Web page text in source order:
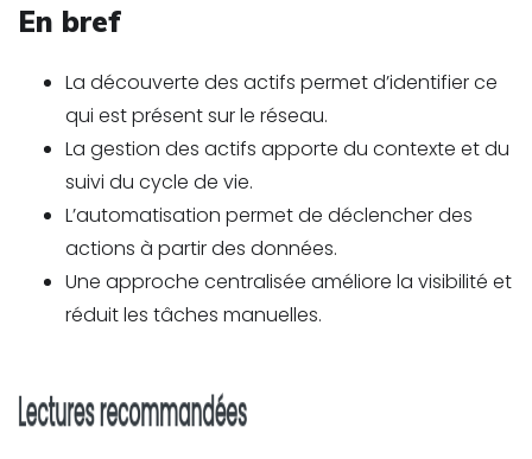
En bref
La découverte des actifs permet d’identifier ce
qui est présent sur le réseau.
La gestion des actifs apporte du contexte et du
suivi du cycle de vie.
L’automatisation permet de déclencher des
actions à partir des données.
Une approche centralisée améliore la visibilité et
réduit les tâches manuelles.